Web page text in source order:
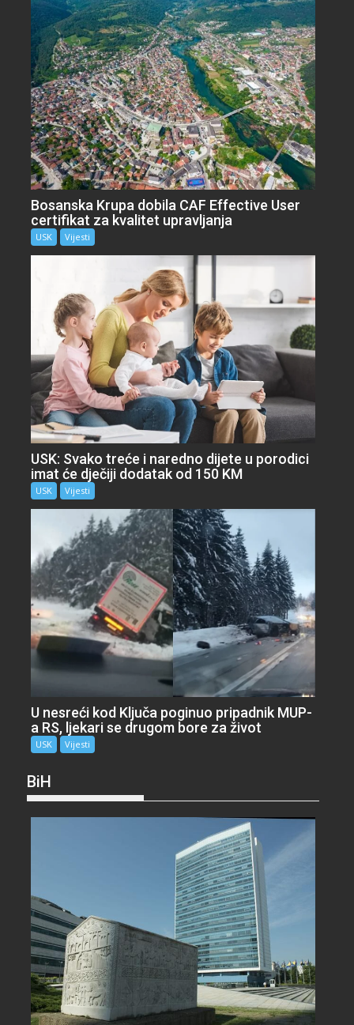
Bosanska Krupa dobila CAF Effective User
certifikat za kvalitet upravljanja
USK Vijesti
USK: Svako treće i naredno dijete u porodici
imat će dječiji dodatak od 150 KM
USK Vijesti
U nesreći kod Ključa poginuo pripadnik MUP-
a RS, ljekari se drugom bore za život
USK Vijesti
BiH